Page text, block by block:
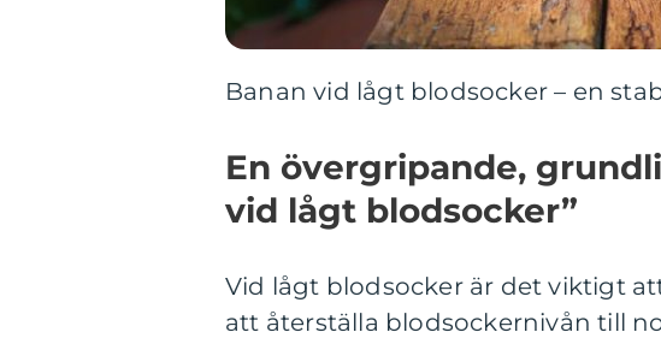
Banan vid lågt blodsocker – en
En övergripande,
vid lågt blodsocker”
Vid lågt blodsocker är det viktigt
att återställa blodsockernivån till